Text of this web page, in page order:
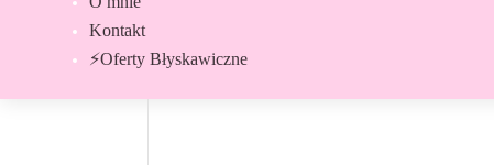
Kontakt
⚡Oferty Błyskawiczne